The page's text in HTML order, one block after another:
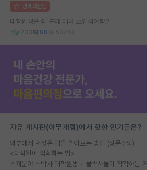
명예의전당
대학원생은 왜 돈에 대해 초연해야함?
233 98 53769
자유 게시판(아무개랩)에서 핫한 인기글은?
외부에서 괜찮은 랩을 알아보는 방법 (장문주의)
<대학원에 입학하는 법>
소재분야 석박사 대학원생 + 물박사들이 착각하는 거